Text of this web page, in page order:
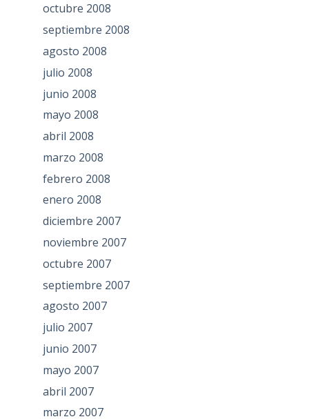
octubre 2008
septiembre 2008
agosto 2008
julio 2008
junio 2008
mayo 2008
abril 2008
marzo 2008
febrero 2008
enero 2008
diciembre 2007
noviembre 2007
octubre 2007
septiembre 2007
agosto 2007
julio 2007
junio 2007
mayo 2007
abril 2007
marzo 2007